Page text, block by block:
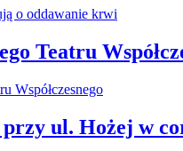
Teatru
ul. Hożej w